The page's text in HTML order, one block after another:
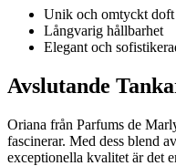
Unik och omtyckt doft
Långvarig hållbarhet
Elegant och
Avslutande
Oriana från Parfums de
fascinerar. Med dess blend
exceptionella kvalitet är det